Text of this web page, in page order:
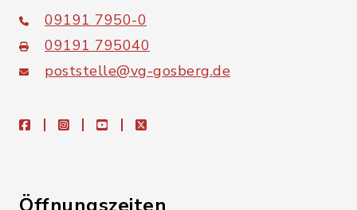
09191 7950-0
09191 795040
poststelle@vg-gosberg.de
facebookinstagramyoutubeX